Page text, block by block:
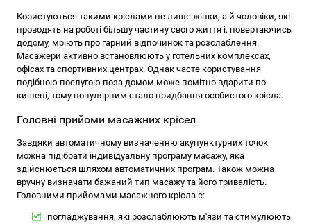
Користуються такими кріслами не лише жінки, а й чоловіки, які
проводять на роботі більшу частину свого життя і, повертаючись
додому, мріють про гарний відпочинок та розслаблення.
Масажери активно встановлюють у готельних комплексах,
офісах та спортивних центрах. Однак часте користування
подібною послугою поза домом може помітно вдарити по
кишені, тому популярним стало придбання особистого крісла.
Головні прийоми масажних крісел
Завдяки автоматичному визначенню акупунктурних точок
можна підібрати індивідуальну програму масажу, яка
здійснюється шляхом автоматичних програм. Також можна
вручну визначати бажаний тип масажу та його тривалість.
Головними прийомами масажного крісла є:
погладжування, які розслаблюють м'язи та стимулюють